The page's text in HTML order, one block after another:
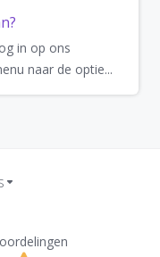
in op ons
naar de optie...